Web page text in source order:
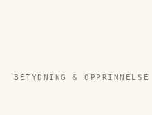
BETYDNING & OPPRINNELSE